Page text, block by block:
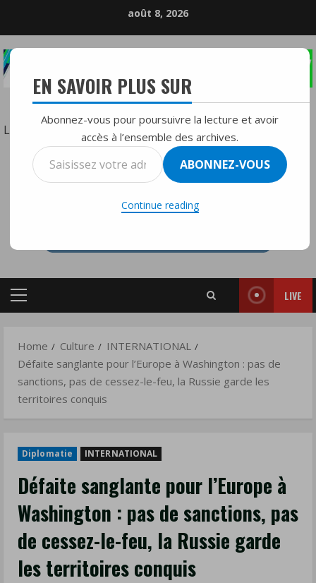
content
août 8, 2026
LA RÉFÉRENCE DE LA RADIO DIFFUSION
Lire la suite
Défaite
sanglante
pour
pas
pas
cessez-
le-
Russie
les
territoires
conquis
RTVMFMY+
Primary
LIVE
Home Culture
INTERNATIONAL
Défaite sanglante pour l’Europe à Washington : pas de
sanctions, pas de cessez-le-feu, la Russie garde les
territoires conquis
Diplomatie INTERNATIONAL
Défaite sanglante pour l’Europe à
Washington : pas de sanctions, pas
de cessez-le-feu, la Russie garde
les territoires conquis
EN SAVOIR PLUS SUR
Abonnez-vous pour poursuivre la lecture et avoir
accès à l’ensemble des archives.
Saisissez
votre
ABONNEZ-VOUS
Continue reading